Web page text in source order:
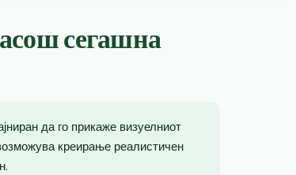
сегашна
да го прикаже визуелниот
креирање реалистичен